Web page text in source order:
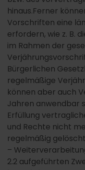
hinaus.Ferner
Vorschriften eine
erfordern, wie z. B.
im Rahmen der
Bürgerlichen
regelmäßige
können aber auch
Jahren anwendbar
Erfüllung
und Rechte nicht
regelmäßig
–
2.2 aufgeführten